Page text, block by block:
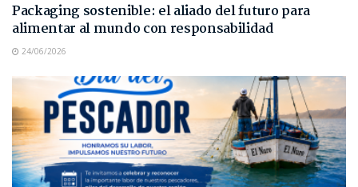
Packaging sostenible: el aliado del futuro para
alimentar al mundo con responsabilidad
24/06/2026